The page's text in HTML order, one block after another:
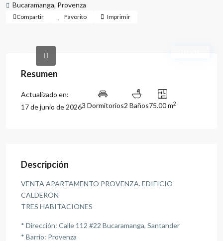
Bucaramanga, Provenza
Compartir Favorito Imprimir
Resumen
Actualizado en:
17 de junio de 20263 Dormitorios2 Baños75.00 m2
Descripción
VENTA APARTAMENTO PROVENZA. EDIFICIO
CALDERÓN
TRES HABITACIONES
* Dirección: Calle 112 #22 Bucaramanga, Santander
* Barrio: Provenza